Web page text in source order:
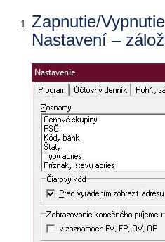
Zapnutie/
Nastavení –